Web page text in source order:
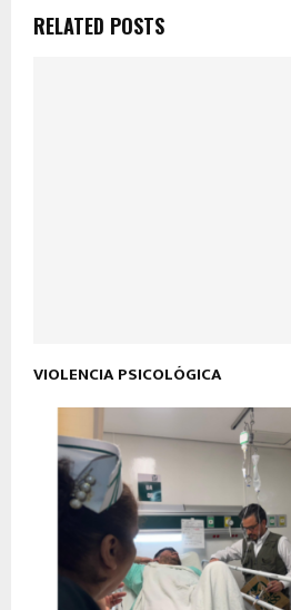
RELATED POSTS
VIOLENCIA PSICOLÓGICA